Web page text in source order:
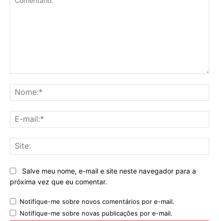
Salve meu nome, e-mail e site neste navegador para a
próxima vez que eu comentar.
Notifique-me sobre novos comentários por e-mail.
Notifique-me sobre novas publicações por e-mail.